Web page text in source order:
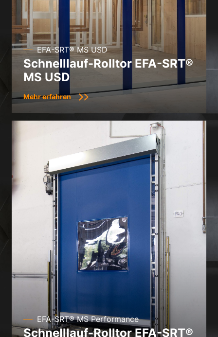
EFA-SRT® MS USD
Schnelllauf-Rolltor EFA-SRT®
MS USD
Mehr erfahren
EFA-SRT® MS Performance
Schnelllauf-Rolltor EFA-SRT®